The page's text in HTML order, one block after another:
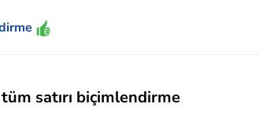
satırı biçimlendirme